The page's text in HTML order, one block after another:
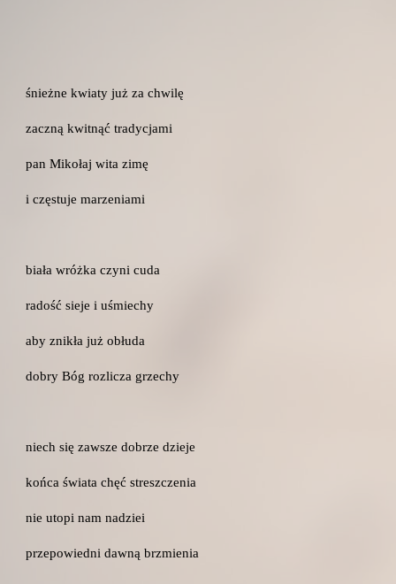
śnieżne kwiaty już za chwilę
zaczną kwitnąć tradycjami
pan Mikołaj wita zimę
i częstuje marzeniami
biała wróżka czyni cuda
radość sieje i uśmiechy
aby znikła już obłuda
dobry Bóg rozlicza grzechy
niech się zawsze dobrze dzieje
końca świata chęć streszczenia
nie utopi nam nadziei
przepowiedni dawną brzmienia